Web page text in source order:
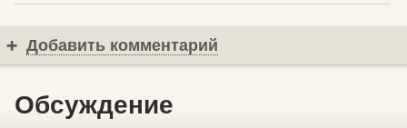
Добавить комментарий
Обсуждение